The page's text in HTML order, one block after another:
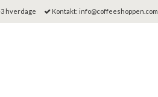
hverdage Kontakt: info@coffeeshoppen.com